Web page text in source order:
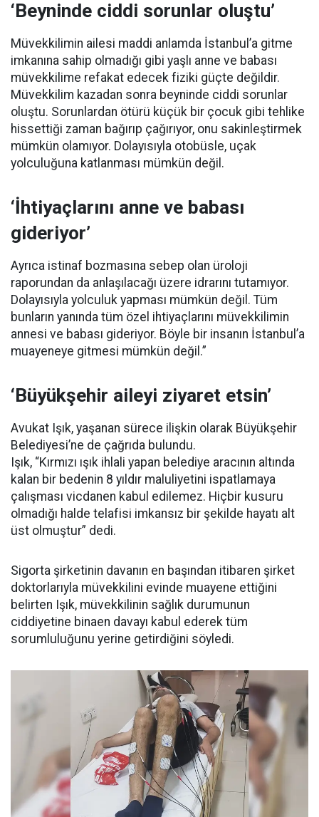
‘Beyninde ciddi sorunlar oluştu’
Müvekkilimin ailesi maddi anlamda İstanbul’a gitme
imkanına sahip olmadığı gibi yaşlı anne ve babası
müvekkilime refakat edecek fiziki güçte değildir.
Müvekkilim kazadan sonra beyninde ciddi sorunlar
oluştu. Sorunlardan ötürü küçük bir çocuk gibi tehlike
hissettiği zaman bağırıp çağırıyor, onu sakinleştirmek
mümkün olamıyor. Dolayısıyla otobüsle, uçak
yolculuğuna katlanması mümkün değil.
‘İhtiyaçlarını anne ve babası
gideriyor’
Ayrıca istinaf bozmasına sebep olan üroloji
raporundan da anlaşılacağı üzere idrarını tutamıyor.
Dolayısıyla yolculuk yapması mümkün değil. Tüm
bunların yanında tüm özel ihtiyaçlarını müvekkilimin
annesi ve babası gideriyor. Böyle bir insanın İstanbul’a
muayeneye gitmesi mümkün değil.”
‘Büyükşehir aileyi ziyaret etsin’
Avukat Işık, yaşanan sürece ilişkin olarak Büyükşehir
Belediyesi’ne de çağrıda bulundu.
Işık, “Kırmızı ışık ihlali yapan belediye aracının altında
kalan bir bedenin 8 yıldır maluliyetini ispatlamaya
çalışması vicdanen kabul edilemez. Hiçbir kusuru
olmadığı halde telafisi imkansız bir şekilde hayatı alt
üst olmuştur” dedi.
Sigorta şirketinin davanın en başından itibaren şirket
doktorlarıyla müvekkilini evinde muayene ettiğini
belirten Işık, müvekkilinin sağlık durumunun
ciddiyetine binaen davayı kabul ederek tüm
sorumluluğunu yerine getirdiğini söyledi.